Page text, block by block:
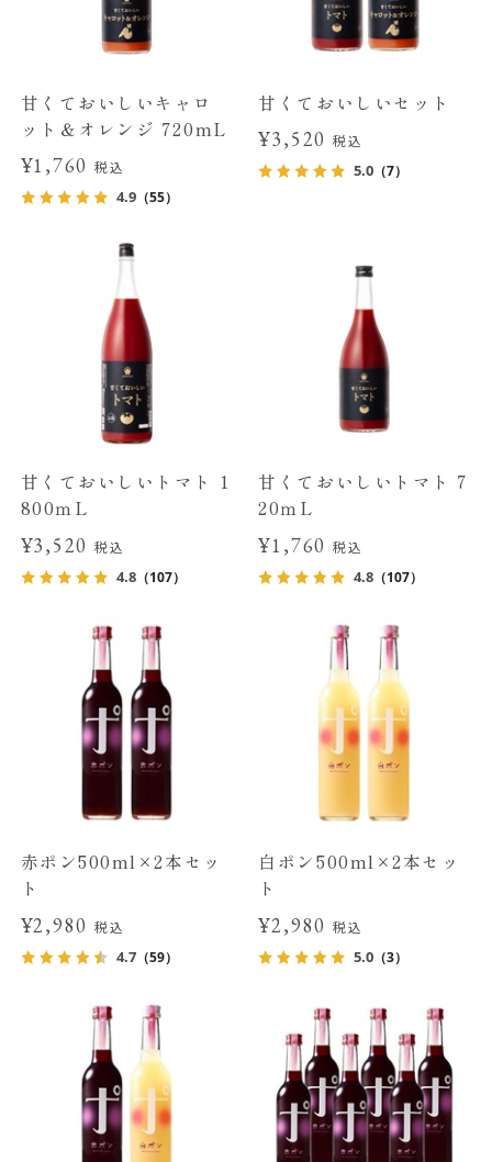
甘くておいしいキャロ
ット＆オレンジ 720mL
¥1,760税込
4.9（55）
甘くておいしいセット
¥3,520 税込
5.0 （7）
甘くておいしいトマト 1
800ｍL
¥3,520税込
4.8（107）
甘くておいしいトマト 7
20ｍL
¥1,760 税込
4.8 （107）
赤ポン500ml×2本セッ
ト
¥2,980税込
4.7（59）
白ポン500ml×2本セッ
ト
¥2,980 税込
5.0 （3）